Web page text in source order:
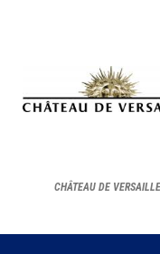
CHÂTEAU DE